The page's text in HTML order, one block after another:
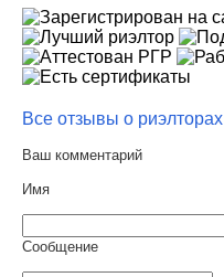
Все отзывы о риэлторах
Ваш комментарий
Имя
Сообщение